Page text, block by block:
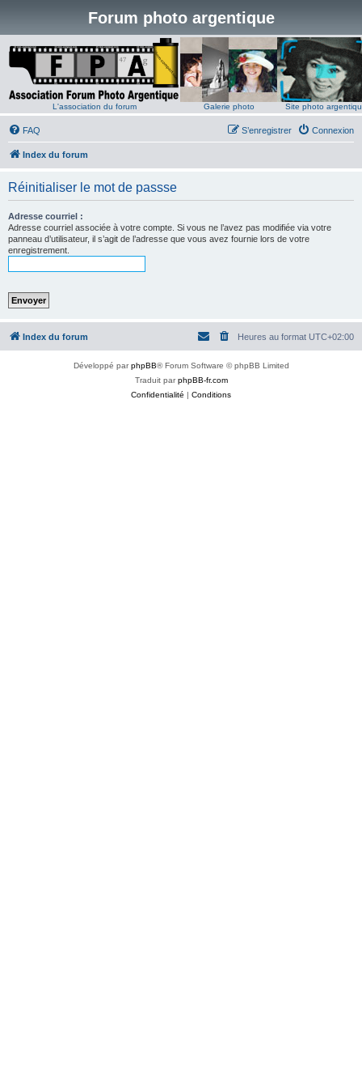
Forum photo argentique
L'association du forum Galerie photo Site photo
FAQ Connexion
S’enregistrer
Index du forum
Réinitialiser le mot de passse
Adresse courriel :
Adresse courriel associée à votre compte. Si vous ne l’avez pas modifiée via votre
panneau d’utilisateur, il s’agit de l’adresse que vous avez fournie lors de votre
enregistrement.
Index du forum Heures au format UTC+02:00
Développé parphpBB® Forum Software © phpBB Limited
Traduit parphpBB-fr.com
Confidentialité | Conditions